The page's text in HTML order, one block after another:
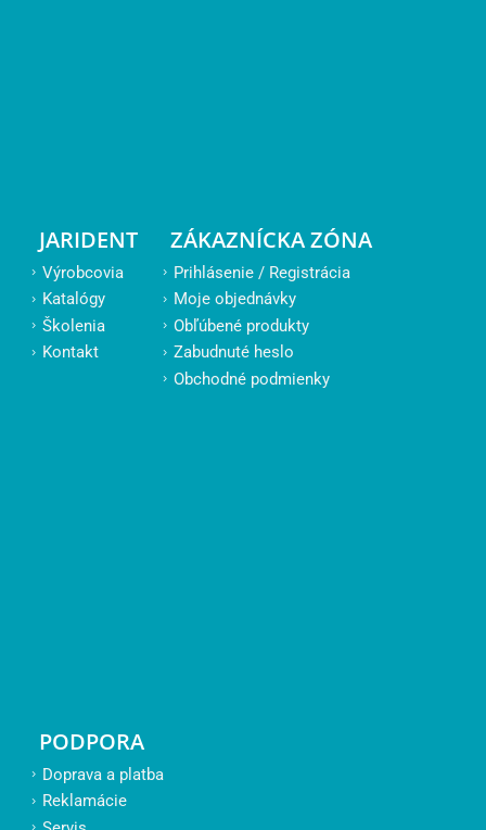
JARIDENT
Výrobcovia
Katalógy
Školenia
Kontakt
ZÁKAZNÍCKA ZÓNA
Prihlásenie / Registrácia
Moje objednávky
Obľúbené produkty
Zabudnuté heslo
Obchodné podmienky
PODPORA
Doprava a platba
Reklamácie